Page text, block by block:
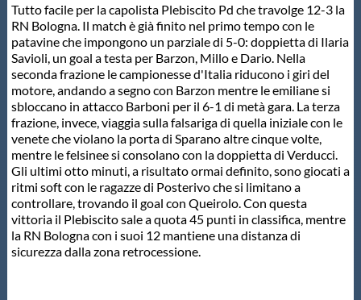
Webmail
Contatti
Mappa del sito
Tutto facile per la capolista Plebiscito Pd che travolge 12-3 la
RN Bologna. Il match è già finito nel primo tempo con le
patavine che impongono un parziale di 5-0: doppietta di Ilaria
Savioli, un goal a testa per Barzon, Millo e Dario. Nella
seconda frazione le campionesse d'Italia riducono i giri del
motore, andando a segno con Barzon mentre le emiliane si
sbloccano in attacco Barboni per il 6-1 di metà gara. La terza
frazione, invece, viaggia sulla falsariga di quella iniziale con le
venete che violano la porta di Sparano altre cinque volte,
mentre le felsinee si consolano con la doppietta di Verducci.
Gli ultimi otto minuti, a risultato ormai definito, sono giocati a
ritmi soft con le ragazze di Posterivo che si limitano a
controllare, trovando il goal con Queirolo. Con questa
vittoria il Plebiscito sale a quota 45 punti in classifica, mentre
la RN Bologna con i suoi 12 mantiene una distanza di
sicurezza dalla zona retrocessione.